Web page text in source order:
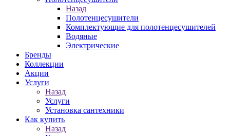
Назад
Полотенцесушители
Комплектующие для полотенцесушителей
Водяные
Электрические
Бренды
Коллекции
Акции
Услуги
Назад
Услуги
Установка сантехники
Как купить
Назад